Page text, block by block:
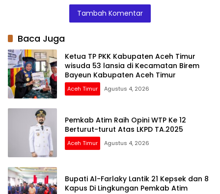
Jadi
Terima Layanan
Tambah Komentar
Baca Juga
Ketua TP PKK Kabupaten Aceh Timur
wisuda 53 lansia di Kecamatan Birem
Bayeun Kabupaten Aceh Timur
Aceh Timur Agustus 4, 2026
Pemkab Atim Raih Opini WTP Ke 12
Berturut-turut Atas LKPD TA.2025
Aceh Timur Agustus 4, 2026
Bupati Al-Farlaky Lantik 21 Kepsek dan 8
Kapus Di Lingkungan Pemkab Atim